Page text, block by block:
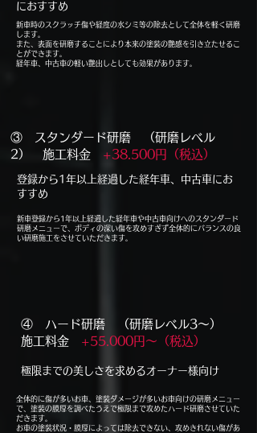
におすすめ
​新車時のスクラッチ傷や経度の水シミ等の除去として全体を軽く研磨
します。
また、表面を研磨することにより本来の塗装の艶感を引き立たせるこ
とができます。
​経年車、中古車の軽い艶出しとしても効果があります。
​③ スタンダード研磨 （研磨レベル
2） 施工料金 +38.500円（税込）
​登録から1年以上経過した経年車、中古車にお
すすめ
​新車登録から1年以上経過した経年車や中古車向けへのスタンダード
研磨メニューで、ボディの深い傷を攻めすぎず全体的にバランスの良
い研磨施工をさせていただきます。
④ ハード研磨 （研磨レベル3～）
施工料金 +55.000円～（税込）
​極限までの美しさを求めるオーナー様向け
​全体的に傷が多いお車、塗装ダメージが多いお車向けの研磨メニュー
で、塗装の膜厚を調べたうえで極限まで攻めたハード研磨させていた
だきます。
​お車の塗装状況・膜厚によっては除去できない、攻めきれない傷があ